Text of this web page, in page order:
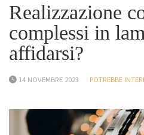
Realizzazione
complessi in
affidarsi?
14 NOVEMBRE 2023 POTREBBE